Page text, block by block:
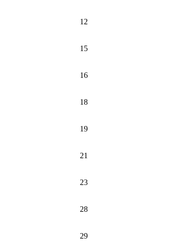
12
15
16
18
19
21
23
28
29